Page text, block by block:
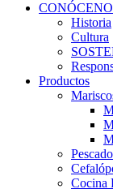
Historia
Cultura
Productos
Cocina